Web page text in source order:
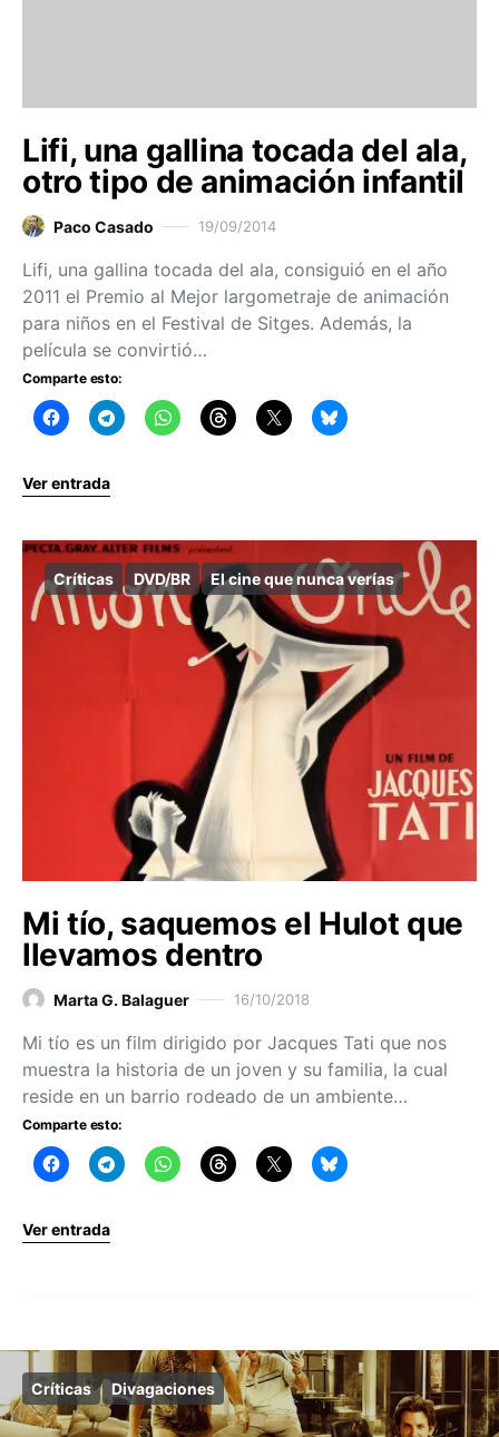
Lifi, una gallina tocada del ala,
otro tipo de animación infantil
Paco Casado 19/09/2014
Lifi, una gallina tocada del ala, consiguió en el año
2011 el Premio al Mejor largometraje de animación
para niños en el Festival de Sitges. Además, la
película se convirtió…
Comparte esto:
Ver entrada
Críticas DVD/BR El cine que nunca verías
Mi tío, saquemos el Hulot que
llevamos dentro
Marta G. Balaguer 16/10/2018
Mi tío es un film dirigido por Jacques Tati que nos
muestra la historia de un joven y su familia, la cual
reside en un barrio rodeado de un ambiente…
Comparte esto:
Ver entrada
Críticas Divagaciones